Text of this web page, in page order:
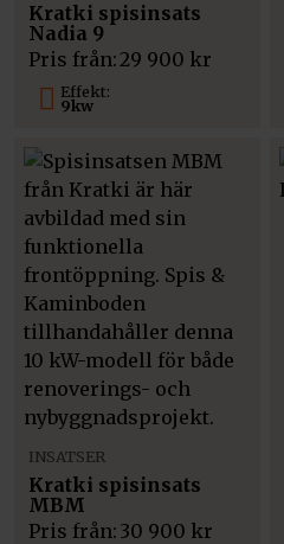
Effekt:
9kw
Kratki spisinsats
Nadia 9
Pris från:29 900 kr
INSATSER
Kratki spisinsats
MBM
Pris från: 30 900 kr